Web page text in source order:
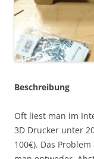
Beschreibung
Oft liest man im
3D Drucker unter
100€). Das